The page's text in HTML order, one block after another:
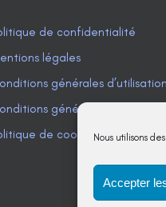
Nous utilisons
Accepter
de confidentialité
légales
générales d’utilisation
générales de vente
de cookies (UE)